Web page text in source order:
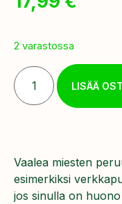
2 varastossa
LISÄÄ
Vaalea miesten
esimerkiksi
jos sinulla on